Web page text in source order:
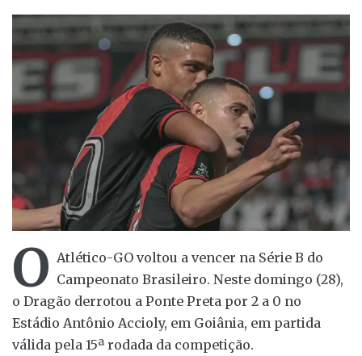
O Atlético-GO voltou a vencer na Série B do
Campeonato Brasileiro. Neste domingo (28),
o Dragão derrotou a Ponte Preta por 2 a 0 no
Estádio Antônio Accioly, em Goiânia, em partida
válida pela 15ª rodada da competição.